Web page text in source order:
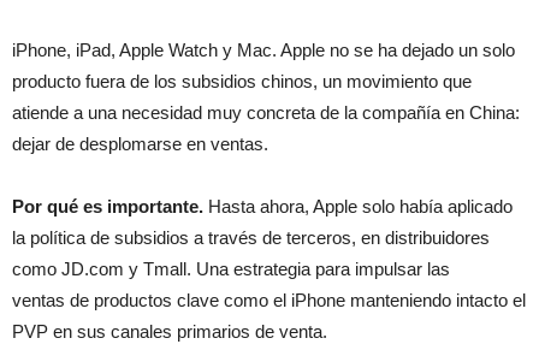
iPhone, iPad, Apple Watch y Mac. Apple no se ha dejado un solo
producto fuera de los subsidios chinos, un movimiento que
atiende a una necesidad muy concreta de la compañía en China:
dejar de desplomarse en ventas.
Por qué es importante. Hasta ahora, Apple solo había aplicado
la política de subsidios a través de terceros, en distribuidores
como JD.com y Tmall. Una estrategia para impulsar las
ventas de productos clave como el iPhone manteniendo intacto el
PVP en sus canales primarios de venta.